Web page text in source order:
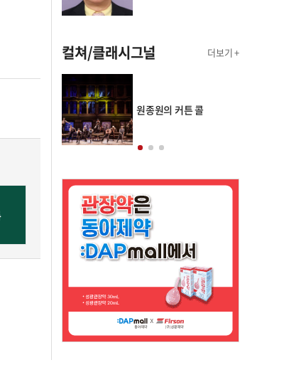
컬쳐/클래시그널 더보기 +
원종원의 커튼 콜